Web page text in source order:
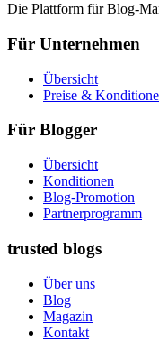
Die Plattform für Blog-
Für Unternehmen
Übersicht
Preise &
Für Blogger
Übersicht
Konditionen
Blog-Promotion
Partnerprogramm
trusted blogs
Über uns
Blog
Magazin
Kontakt